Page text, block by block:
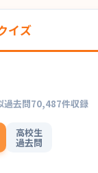
イズ
過去問70,487件収録
高校生
過去問